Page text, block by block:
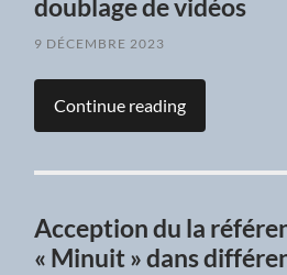
doublage de vidéos
9 DÉCEMBRE 2023
Continue reading
Acception du la
« Minuit » dans